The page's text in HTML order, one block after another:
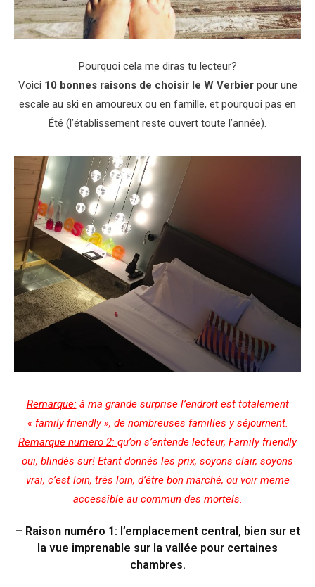
Pourquoi cela me diras tu lecteur?
Voici 10 bonnes raisons de choisir le W Verbierpour une
escale au ski en amoureux ou en famille, et pourquoi pas en
Été (l’établissement reste ouvert toute l’année).
Remarque: à ma grande surprise l’endroit est totalement
« family friendly », de nombreuses familles y séjournent.
Remarque numero 2: qu’on s’entende lecteur, Family friendly
oui, blindés sur! Etant donnés les prix, soyons clair, soyons
vrai, c’est loin, très loin, d’être bon marché, ou voir meme
accessible au commun des mortels.
– Raison numéro 1: l’emplacement central, bien sur et
la vue imprenable sur la vallée pour certaines
chambres.